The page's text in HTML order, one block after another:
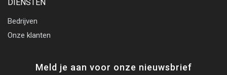
DIENSTEN
Bedrijven
Onze klanten
Meld je aan voor onze nieuwsbrief